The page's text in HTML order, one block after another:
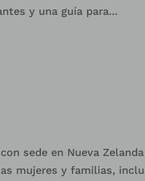
y una guía para...
sede en Nueva
mujeres y familias,